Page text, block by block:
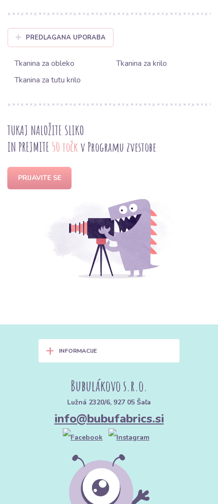
PREDLAGANA UPORABA
Tkanina za obleko
Tkanina za krilo
Tkanina za tutu krilo
TUKAJ NALOŽITE SLIKO
IN PREJMITE 50 točk v Programu zvestobe
PRIJAVITE SE
+ INFORMACIJE
Bubulákovo s.r.o.
Lužná 2320/6, 927 05 Šaľa
info@bubufabrics.si